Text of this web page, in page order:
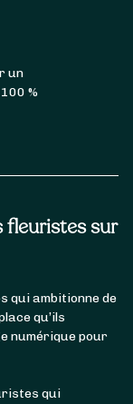
fleuristes sur
qui ambitionne de
qu’ils
numérique pour
qui
un
%